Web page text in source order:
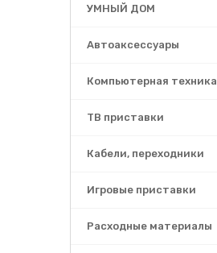
УМНЫЙ ДОМ
Автоаксессуары
Компьютерная техника
ТВ приставки
Кабели, переходники
Игровые приставки
Расходные материалы